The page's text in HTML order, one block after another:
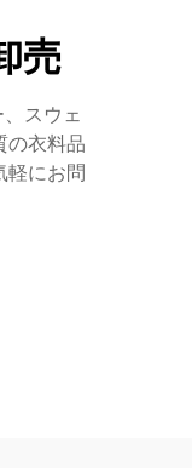
売
スウェ
の衣料品
軽にお問